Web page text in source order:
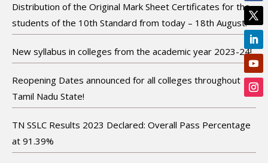
Distribution of the Original Mark Sheet Certificates for the
students of the 10th Standard from today – 18th August!
New syllabus in colleges from the academic year 2023-24!
Reopening Dates announced for all colleges throughout
Tamil Nadu State!
TN SSLC Results 2023 Declared: Overall Pass Percentage
at 91.39%